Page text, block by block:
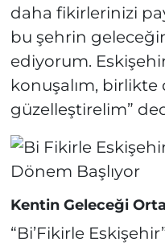
daha fikirlerinizi
bu şehrin
ediyorum.
konuşalım,
güzelleştirelim”
Kentin Geleceği
“Bi’Fikirle